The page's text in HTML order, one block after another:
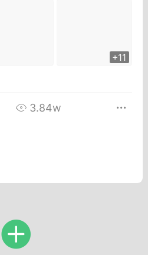
海航在飞空姐
+11
3.84w